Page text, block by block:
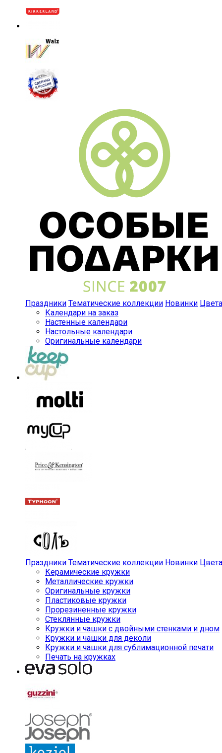
Праздники Тематические коллекции Новинки Цвета
Календари на заказ
Настенные календари
Настольные календари
Оригинальные календари
Праздники Тематические коллекции Новинки Цвета
Керамические кружки
Металлические кружки
Оригинальные кружки
Пластиковые кружки
Прорезиненные кружки
Стеклянные кружки
Кружки и чашки с двойными стенками и дном
Кружки и чашки для деколи
Кружки и чашки для сублимационной печати
Печать на кружках